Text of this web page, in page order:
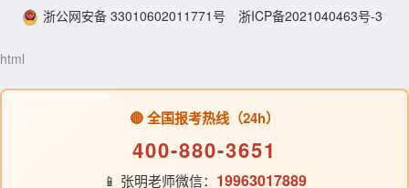
浙公网安备 33010602011771号
浙ICP备2021040463号-3
html
🔴 全国报考热线（24h）
400-880-3651
📱 张明老师微信： 19963017889